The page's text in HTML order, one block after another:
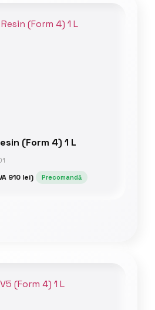
(Form 4) 1 L
910 lei) Precomandă